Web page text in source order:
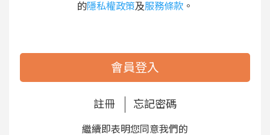
的隱私權政策及服務條款 。
會員登入
註冊 忘記密碼
繼續即表明您同意我們的